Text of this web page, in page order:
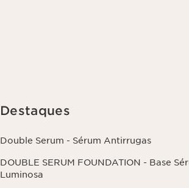
Destaques
Double Serum - Sérum Antirrugas
DOUBLE SERUM FOUNDATION - Base
Luminosa